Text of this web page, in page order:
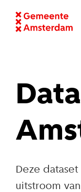
Deze
uitstroom